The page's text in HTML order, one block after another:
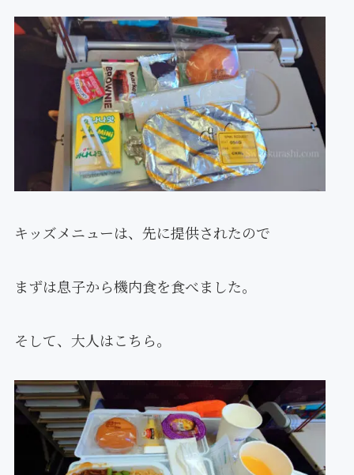
キッズメニューは、先に提供されたので
まずは息子から機内食を食べました。
そして、大人はこちら。